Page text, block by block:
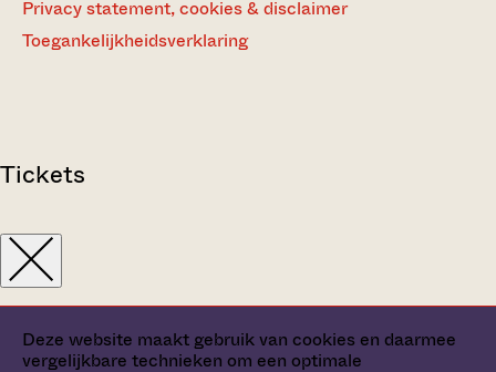
Deze website maakt gebruik van cookies en daarmee
vergelijkbare technieken om een optimale
Privacy statement, cookies & disclaimer
Toegankelijkheidsverklaring
Tickets